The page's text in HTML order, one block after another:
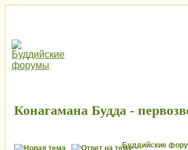
Конагамана Будда -
Буддийские